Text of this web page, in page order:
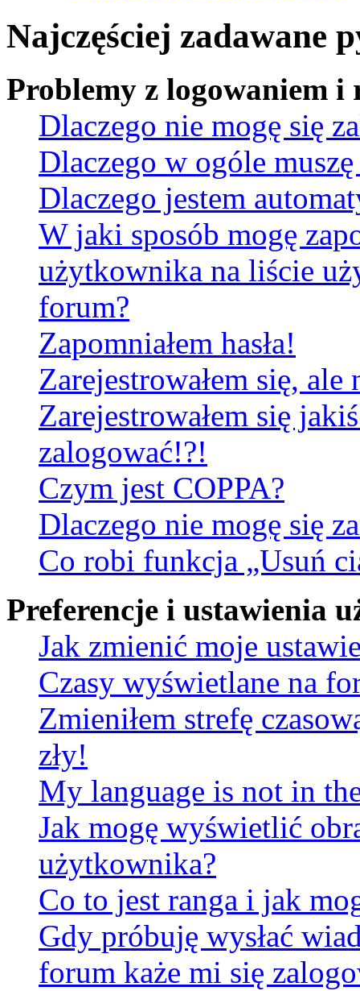
Najczęściej zadawane
Problemy z logowaniem i
Dlaczego nie mogę się
Dlaczego w ogóle
Dlaczego jestem
W jaki sposób mogę
użytkownika na liście
forum?
Zapomniałem hasła!
Zarejestrowałem się,
Zarejestrowałem się
zalogować!?!
Czym jest COPPA?
Dlaczego nie mogę się
Co robi funkcja „Usuń
Preferencje i ustawienia
Jak zmienić moje
Czasy wyświetlane na
Zmieniłem strefę
zły!
My language is not in
Jak mogę wyświetlić
użytkownika?
Co to jest ranga i jak
Gdy próbuję wysłać
forum każe mi się